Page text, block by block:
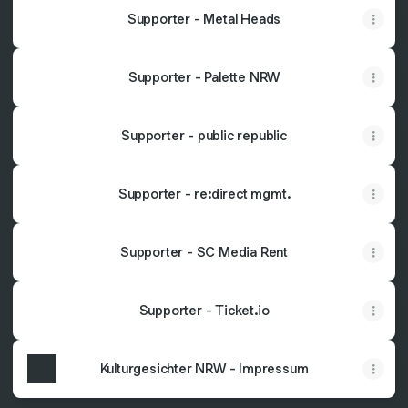
Supporter - Metal Heads
Supporter - Palette NRW
Supporter - public republic
Supporter - re:direct mgmt.
Supporter - SC Media Rent
Supporter - Ticket.io
Kulturgesichter NRW - Impressum